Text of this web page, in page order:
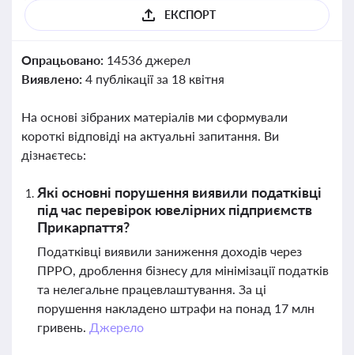
ЕКСПОРТ
Опрацьовано: 14536 джерел
Виявлено: 4 публікації за 18 квітня
На основі зібраних матеріалів ми сформували
короткі відповіді на актуальні запитання. Ви
дізнаєтесь:
Які основні порушення виявили податківці
під час перевірок ювелірних підприємств
Прикарпаття?
Податківці виявили заниження доходів через
ПРРО, дроблення бізнесу для мінімізації податків
та нелегальне працевлаштування. За ці
порушення накладено штрафи на понад 17 млн
гривень. Джерело